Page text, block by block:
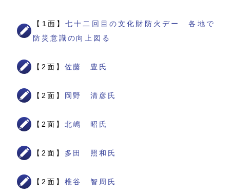
【1面】七十二回目の文化財防火デー 各地で
防災意識の向上図る
【2面】 佐藤 豊氏
【2面】 岡野 清彦氏
【2面】 北嶋 昭氏
【2面】 多田 照和氏
【2面】 椎谷 智周氏